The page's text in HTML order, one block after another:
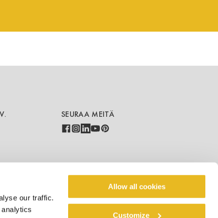
our traffic.
Allow all cookies
Customize
SEURAA MEITÄ
COUNTRY - LANGUAGE
FI/FI